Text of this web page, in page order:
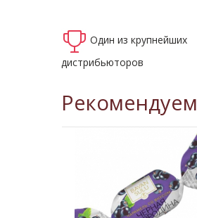
Один из крупнейших
дистрибьюторов
Рекомендуем